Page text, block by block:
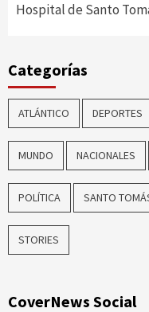
Hospital de Santo
Categorías
ATLÁNTICO DEPORTES
MUNDO NACIONALES
POLÍTICA SANTO
STORIES
CoverNews Social